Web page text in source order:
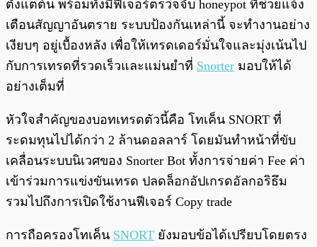
ตั้งแต่ต้น พร้อมทั้งมีฟีเจอร์ตรวจจับ honeypot ที่ช่วยแจ้ง
เตือนสัญญาอันตราย ระบบป้องกันเหล่านี้ จะทำงานอย่าง
เงียบๆ อยู่เบื้องหลัง เพื่อให้เทรดเดอร์มั่นใจและมุ่งเน้นไป
กับการเทรดที่รวดเร็วและแม่นยำที่ Snorter มอบให้ได้
อย่างเต็มที่
หัวใจสำคัญของบอทเทรดตัวนี้คือ โทเค็น SNORT ที่
ระดมทุนไปได้กว่า 2 ล้านดอลลาร์ โดยมันทำหน้าที่ขับ
เคลื่อนระบบนิเวศของ Snorter Bot ทั้งการจ่ายค่า Fee ค่า
เข้าร่วมการแข่งขันเทรด ปลดล็อกอัปเกรดอัลกอริธึม
รวมไปถึงการเปิดใช้งานฟีเจอร์ Copy trade
การถือครองโทเค็น SNORT ยังมอบข้อได้เปรียบโดยตรง